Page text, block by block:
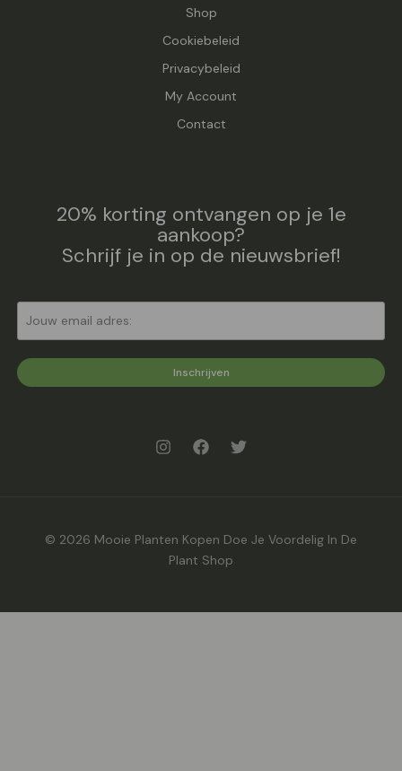
Shop
Cookiebeleid
Privacybeleid
My Account
Contact
20% korting ontvangen op je 1e
aankoop?
Schrijf je in op de nieuwsbrief!
Inschrijven
© 2026 Mooie Planten Kopen Doe Je Voordelig In De
Plant Shop